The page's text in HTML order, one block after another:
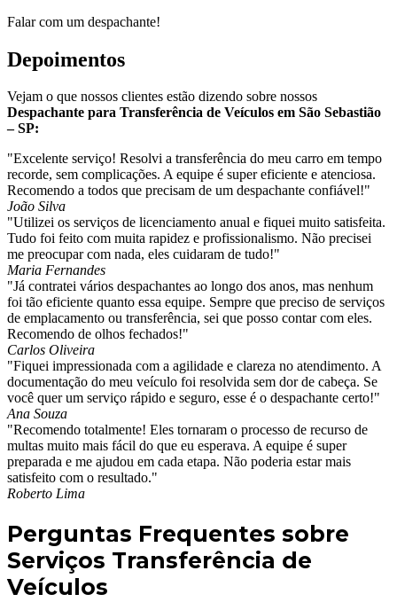
Falar com um despachante!
Depoimentos
Vejam o que nossos clientes estão dizendo sobre nossos
Despachante para Transferência de Veículos em São Sebastião
– SP:
"Excelente serviço! Resolvi a transferência do meu carro em tempo
recorde, sem complicações. A equipe é super eficiente e atenciosa.
Recomendo a todos que precisam de um despachante confiável!"
João Silva
"Utilizei os serviços de licenciamento anual e fiquei muito satisfeita.
Tudo foi feito com muita rapidez e profissionalismo. Não precisei
me preocupar com nada, eles cuidaram de tudo!"
Maria Fernandes
"Já contratei vários despachantes ao longo dos anos, mas nenhum
foi tão eficiente quanto essa equipe. Sempre que preciso de serviços
de emplacamento ou transferência, sei que posso contar com eles.
Recomendo de olhos fechados!"
Carlos Oliveira
"Fiquei impressionada com a agilidade e clareza no atendimento. A
documentação do meu veículo foi resolvida sem dor de cabeça. Se
você quer um serviço rápido e seguro, esse é o despachante certo!"
Ana Souza
"Recomendo totalmente! Eles tornaram o processo de recurso de
multas muito mais fácil do que eu esperava. A equipe é super
preparada e me ajudou em cada etapa. Não poderia estar mais
satisfeito com o resultado."
Roberto Lima
Perguntas Frequentes sobre
Serviços Transferência de
Veículos